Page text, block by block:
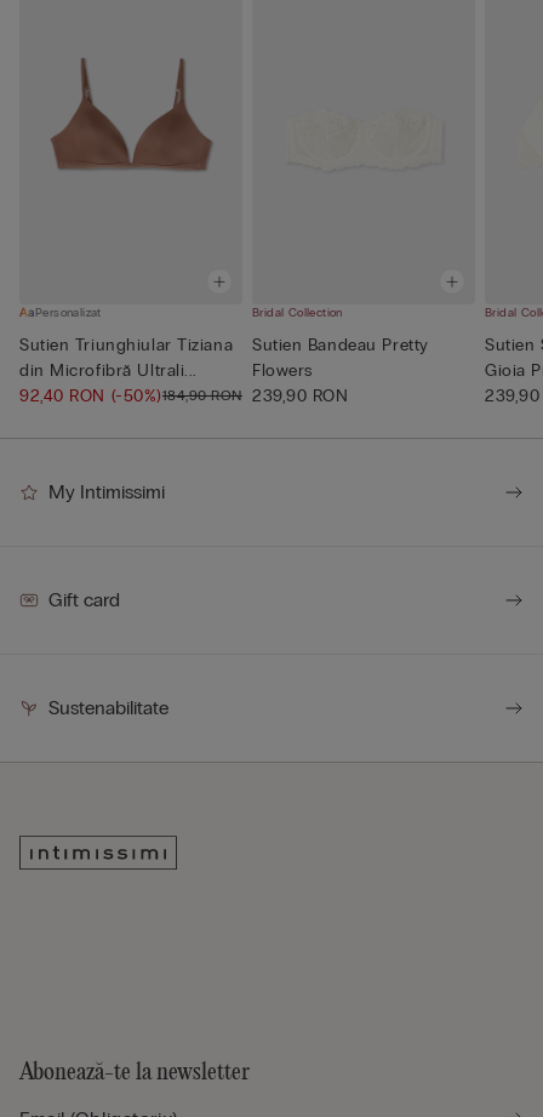
Personalizat
Sutien Triunghiular Tiziana
din Microfibră Ultrali...
92,40 RON (-50%)184,90 RON
Bridal Collection
Sutien Bandeau Pretty
Flowers
239,90 RON
Bridal
Sutien
Gioia
239,90
My Intimissimi
Gift card
Sustenabilitate
Abonează-te la newsletter